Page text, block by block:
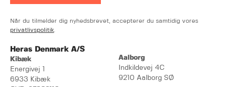
Når du tilmelder dig nyhedsbrevet, accepterer du samtidig vores
privatlivspolitik
Heras Denmark A/S
Kibæk
Energivej 1
6933 Kibæk
Aalborg
Indkildevej 4C
9210 Aalborg SØ